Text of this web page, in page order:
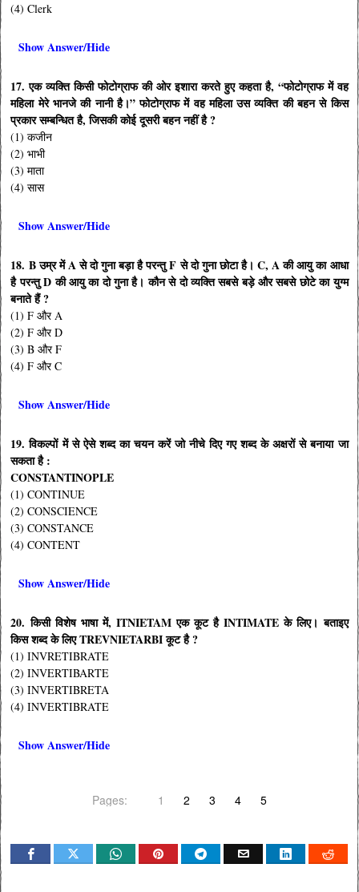
(4) Clerk
Show Answer/Hide
17. एक व्यक्ति किसी फोटोग्राफ की ओर इशारा करते हुए कहता है, “फोटोग्राफ में वह
महिला मेरे भानजे की नानी है।” फोटोग्राफ में वह महिला उस व्यक्ति की बहन से किस
प्रकार सम्बन्धित है, जिसकी कोई दूसरी बहन नहीं है ?
(1) कजीन
(2) भाभी
(3) माता
(4) सास
Show Answer/Hide
18. B उम्र में A से दो गुना बड़ा है परन्तु F से दो गुना छोटा है। C, A की आयु का आधा
है परन्तु D की आयु का दो गुना है। कौन से दो व्यक्ति सबसे बड़े और सबसे छोटे का युग्म
बनाते हैं ?
(1) F और A
(2) F और D
(3) B और F
(4) F और C
Show Answer/Hide
19. विकल्पों में से ऐसे शब्द का चयन करें जो नीचे दिए गए शब्द के अक्षरों से बनाया जा
सकता है :
CONSTANTINOPLE
(1) CONTINUE
(2) CONSCIENCE
(3) CONSTANCE
(4) CONTENT
Show Answer/Hide
20. किसी विशेष भाषा में, ITNIETAM एक कूट है INTIMATE के लिए। बताइए
किस शब्द के लिए TREVNIETARBI कूट है ?
(1) INVRETIBRATE
(2) INVERTIBARTE
(3) INVERTIBRETA
(4) INVERTIBRATE
Show Answer/Hide
Pages: 1 2 3 4 5